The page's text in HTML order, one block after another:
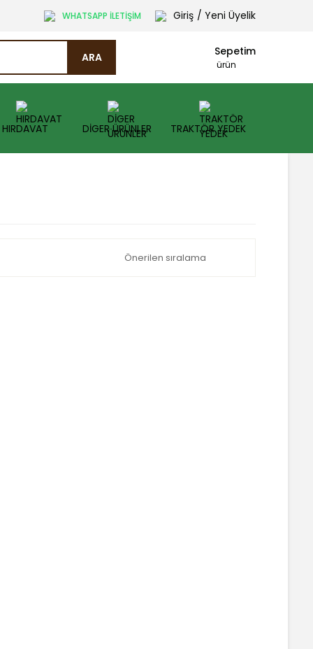
WHATSAPP İLETİŞİM Giriş / Yeni Üyelik
ARA Sepetim
ürün
HIRDAVAT DİGER ÜRÜNLER TRAKTÖR YEDEK